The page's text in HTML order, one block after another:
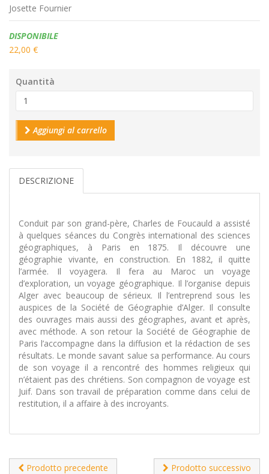
Josette Fournier
Disponibilità:
DISPONIBILE
22,00 €
Quantità
Aggiungi al carrello
DESCRIZIONE
Conduit par son grand-père, Charles de Foucauld a assisté
à quelques séances du Congrès international des sciences
géographiques, à Paris en 1875. Il découvre une
géographie vivante, en construction. En 1882, il quitte
l’armée. Il voyagera. Il fera au Maroc un voyage
d’exploration, un voyage géographique. Il l’organise depuis
Alger avec beaucoup de sérieux. Il l’entreprend sous les
auspices de la Société de Géographie d’Alger. Il consulte
des ouvrages mais aussi des géographes, avant et après,
avec méthode. A son retour la Société de Géographie de
Paris l’accompagne dans la diffusion et la rédaction de ses
résultats. Le monde savant salue sa performance. Au cours
de son voyage il a rencontré des hommes religieux qui
n’étaient pas des chrétiens. Son compagnon de voyage est
Juif. Dans son travail de préparation comme dans celui de
restitution, il a affaire à des incroyants.
Prodotto precedente Prodotto successivo